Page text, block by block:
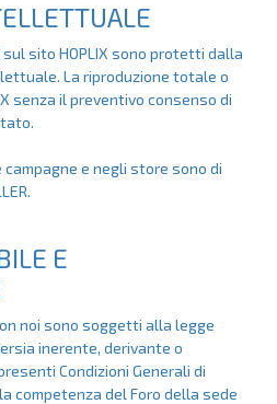
sito HOPLIX sono protetti dalla
La riproduzione totale o
senza il preventivo consenso di
e negli store sono di
E
noi sono soggetti alla legge
inerente, derivante o
Condizioni Generali di
competenza del Foro della sede